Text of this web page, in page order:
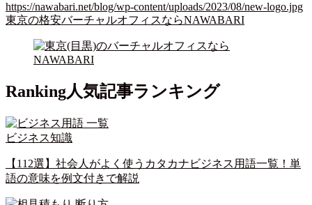
https://nawabari.net/blog/wp-content/uploads/2023/08/new-logo.jpg
東京の格安バーチャルオフィスならNAWABARI
Ranking人気記事ランキング
ビジネス知識
【112選】社会人がよく使うカタカナビジネス用語一覧！単
語の意味を例文付きで解説